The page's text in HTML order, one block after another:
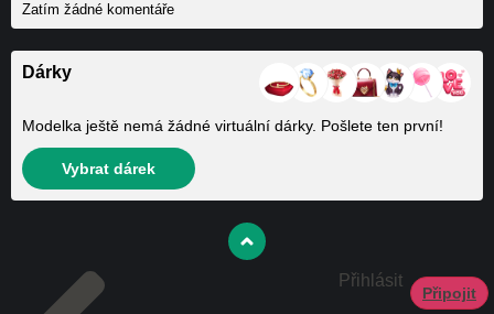
Zatím žádné komentáře
Dárky
Modelka ještě nemá žádné virtuální dárky. Pošlete ten první!
Vybrat dárek
Přihlásit
Připojit